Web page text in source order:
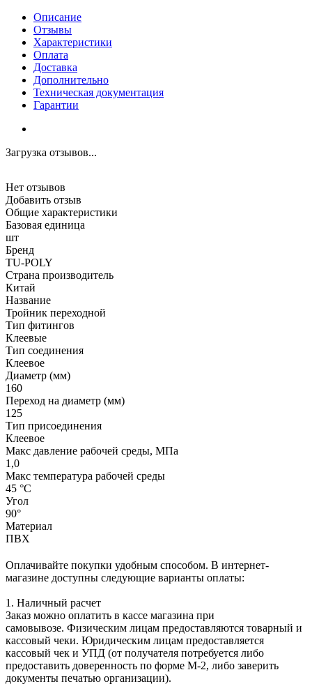
Описание
Отзывы
Характеристики
Оплата
Доставка
Дополнительно
Техническая документация
Гарантии
Загрузка отзывов...
Нет отзывов
Добавить отзыв
Общие характеристики
Базовая единица
шт
Бренд
TU-POLY
Страна производитель
Китай
Название
Тройник переходной
Тип фитингов
Клеевые
Тип соединения
Клеевое
Диаметр (мм)
160
Переход на диаметр (мм)
125
Тип присоединения
Клеевое
Макс давление рабочей среды, МПа
1,0
Макс температура рабочей среды
45 °С
Угол
90°
Материал
ПВХ
Оплачивайте покупки удобным способом. В интернет-
магазине доступны следующие варианты оплаты:
1. Наличный расчет
Заказ можно оплатить в кассе магазина при
самовывозе. Физическим лицам предоставляются товарный и
кассовый чеки. Юридическим лицам предоставляется
кассовый чек и УПД (от получателя потребуется либо
предоставить доверенность по форме М-2, либо заверить
документы печатью организации).